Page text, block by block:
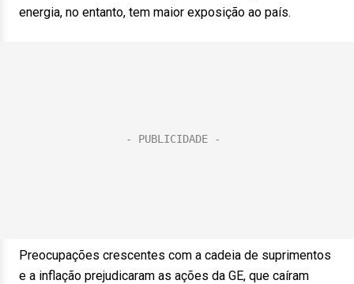
energia, no entanto, tem maior exposição ao país.
Preocupações crescentes com a cadeia de suprimentos
e a inflação prejudicaram as ações da GE, que caíram